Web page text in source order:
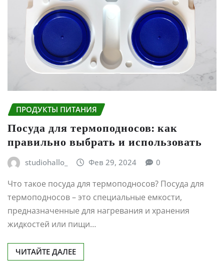
ПРОДУКТЫ ПИТАНИЯ
Посуда для термоподносов: как
правильно выбрать и использовать
studiohallo_ Фев 29, 2024 0
Что такое посуда для термоподносов? Посуда для
термоподносов – это специальные емкости,
предназначенные для нагревания и хранения
жидкостей или пищи…
ЧИТАЙТЕ ДАЛЕЕ